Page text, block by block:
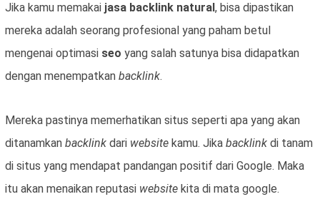
Jika kamu memakai jasa backlink natural , bisa dipastikan
mereka adalah seorang profesional yang paham betul
mengenai optimasi seo yang salah satunya bisa didapatkan
dengan menempatkan backlink.
Mereka pastinya memerhatikan situs seperti apa yang akan
ditanamkan backlink dari website kamu. Jika backlink di tanam
di situs yang mendapat pandangan positif dari Google. Maka
itu akan menaikan reputasi website kita di mata google.